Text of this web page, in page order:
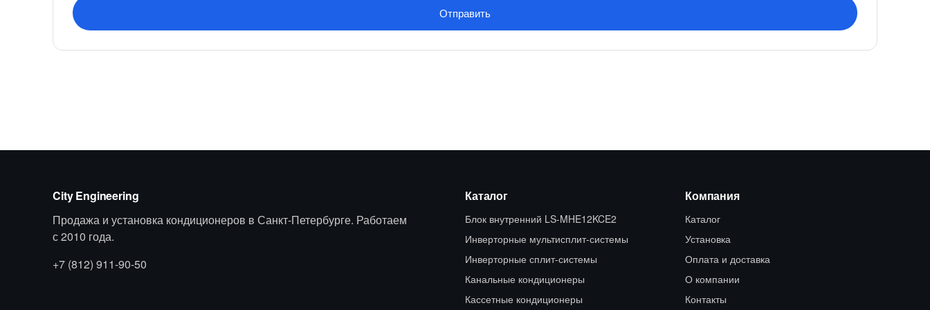
Отправить
City Engineering
Продажа и установка кондиционеров в Санкт-Петербурге. Работаем
с 2010 года.
+7 (812) 911-90-50
Каталог
Блок внутренний LS-MHE12KCE2
Инверторные мультисплит-системы
Инверторные сплит-системы
Канальные кондиционеры
Кассетные кондиционеры
Компания
Каталог
Установка
Оплата и доставка
О компании
Контакты